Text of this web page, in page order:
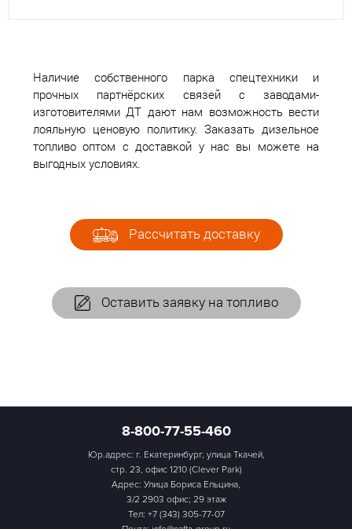
Наличие собственного парка спецтехники и
прочных партнёрских связей с заводами-
изготовителями ДТ дают нам возможность вести
лояльную ценовую политику. Заказать дизельное
топливо оптом с доставкой у нас вы можете на
выгодных условиях.
Рассчитать доставку
Оставить заявку на топливо
8-800-77-55-460
Юр.адрес: г. Екатеринбург, улица Ткачей,
стр. 23, офис 1210 (Clever Park)
Адрес: Улица Бориса Ельцина,
3/2 2903 офис; 29 этаж
Тел: +7 (343) 305-77-07